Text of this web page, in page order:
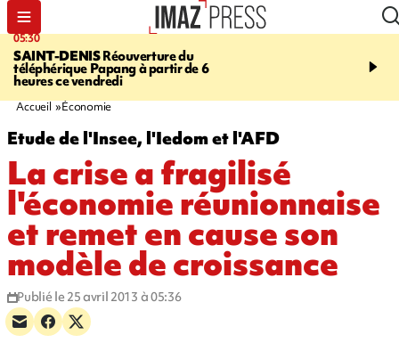
05:30
SAINT-DENISRéouverture du
téléphérique Papang à partir de 6
heures ce vendredi
07:00
Un vendredi
Accueil Économie
Etude de l'Insee, l'Iedom et l'AFD
La crise a fragilisé
l'économie réunionnaise
et remet en cause son
modèle de croissance
Publié le 25 avril 2013 à 05:36